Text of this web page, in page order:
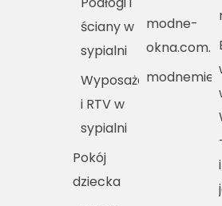
ściany w
sypialni
Wyposażenie
i RTV w
sypialni
Pokój
dziecka
modne-
okna.com.pl